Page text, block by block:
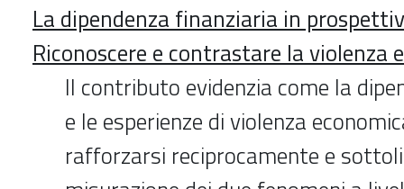
La dipendenza finanziaria in
Riconoscere e contrastare la violenza
Il contributo evidenzia come la
e le esperienze di violenza
rafforzarsi reciprocamente e